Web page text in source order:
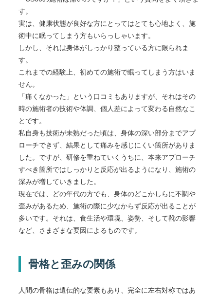
す。
実は、健康状態が良好な方にとってはとても心地よく、施
術中に眠ってしまう方もいらっしゃいます。
しかし、それは身体がしっかり整っている方に限られま
す。
これまでの経験上、初めての施術で眠ってしまう方はいま
せん。
「痛くなかった」という口コミもありますが、それはその
時の施術者の技術や体調、個人差によって変わる自然なこ
とです。
私自身も技術が未熟だった頃は、身体の深い部分までアプ
ローチできず、結果として痛みを感じにくい箇所がありま
した。ですが、研修を重ねていくうちに、本来アプローチ
すべき箇所ではしっかりと反応が出るようになり、施術の
深みが増していきました。
現在では、どの年代の方でも、身体のどこかしらに不調や
歪みがあるため、施術の際に少なからず反応が出ることが
多いです。それは、食生活や環境、姿勢、そして靴の影響
など、さまざまな要因によるものです。
骨格と歪みの関係
人間の骨格は遺伝的な要素もあり、完全に左右対称ではあ